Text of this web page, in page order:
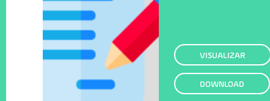
VISUALIZAR
DOWNLOAD